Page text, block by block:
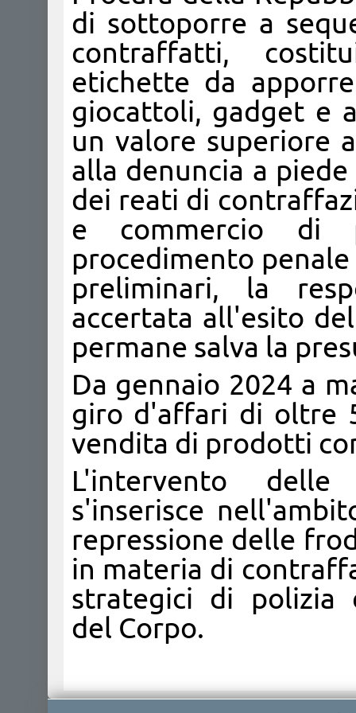
di sottoporre a
contraffatti,
etichette da
giocattoli, gadget e
un valore superiore
alla denuncia a
dei reati di
e commercio di
procedimento
preliminari, la
accertata all'esito
permane salva la
Da gennaio 2024 a
giro d'affari di oltre
vendita di prodotti
L'intervento delle
s'inserisce
repressione delle
in materia di
strategici di polizia
del Corpo.​​